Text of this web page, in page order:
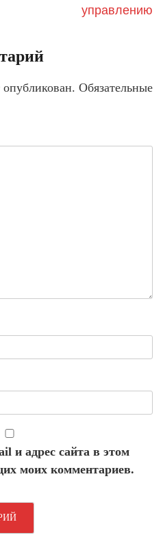
управлению
Обязательные
и адрес сайта в этом
моих комментариев.